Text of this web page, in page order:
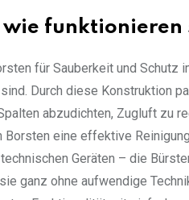
funktionieren
für Sauberkeit und Schutz
Durch diese Konstruktion
abzudichten, Zugluft zu
eine effektive
Geräten – die
ganz ohne aufwendige